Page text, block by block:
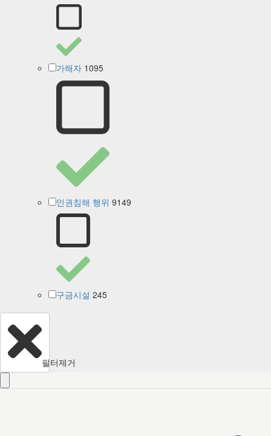
가해자 1095
인권침해 행위 9149
구금시설 245
필터제거